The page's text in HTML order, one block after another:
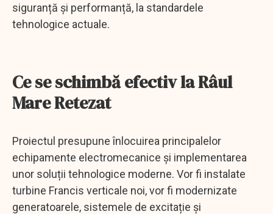
siguranță și performanță, la standardele
tehnologice actuale.
Ce se schimbă efectiv la Râul
Mare Retezat
Proiectul presupune înlocuirea principalelor
echipamente electromecanice și implementarea
unor soluții tehnologice moderne. Vor fi instalate
turbine Francis verticale noi, vor fi modernizate
generatoarele, sistemele de excitație și